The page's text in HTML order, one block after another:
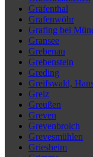
Gräfenthal
Grafenwöhr
Grafing bei
Gransee
Grebenau
Grebenstein
Greding
Greifswald,
Greiz
Greußen
Greven
Grevenbroich
Grevesmühlen
Griesheim